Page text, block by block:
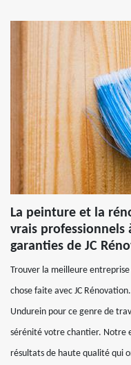
La peinture et la
vrais professionnels
garanties de JC
Trouver la meilleure
chose faite avec JC
Undurein pour ce genre de
sérénité votre chantier. Notre
résultats de haute qualité qui